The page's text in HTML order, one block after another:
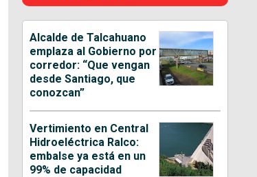
Alcalde de Talcahuano
emplaza al Gobierno por
corredor: “Que vengan
desde Santiago, que
conozcan”
Vertimiento en Central
Hidroeléctrica Ralco:
embalse ya está en un
99% de capacidad